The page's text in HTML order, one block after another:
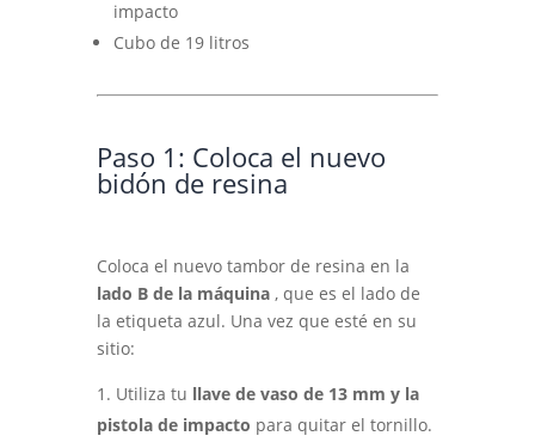
impacto
Cubo de 19 litros
Paso 1: Coloca el nuevo
bidón de resina
Coloca el nuevo tambor de resina en la
lado B de la máquina, que es el lado de
la etiqueta azul. Una vez que esté en su
sitio:
Utiliza tu llave de vaso de 13 mm y la
pistola de impacto para quitar el tornillo.